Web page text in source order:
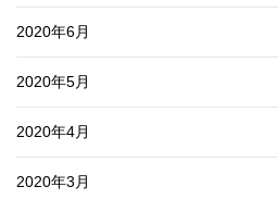
2020年6月
2020年5月
2020年4月
2020年3月